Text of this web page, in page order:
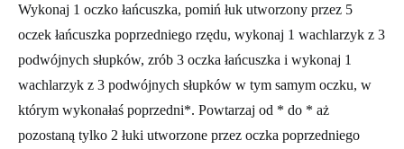
Wykonaj 1 oczko łańcuszka, pomiń łuk utworzony przez 5
oczek łańcuszka poprzedniego rzędu, wykonaj 1 wachlarzyk z 3
podwójnych słupków, zrób 3 oczka łańcuszka i wykonaj 1
wachlarzyk z 3 podwójnych słupków w tym samym oczku, w
którym wykonałaś poprzedni*. Powtarzaj od * do * aż
pozostaną tylko 2 łuki utworzone przez oczka poprzedniego